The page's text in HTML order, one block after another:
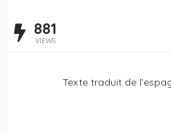
881
VIEWS
Texte traduit de